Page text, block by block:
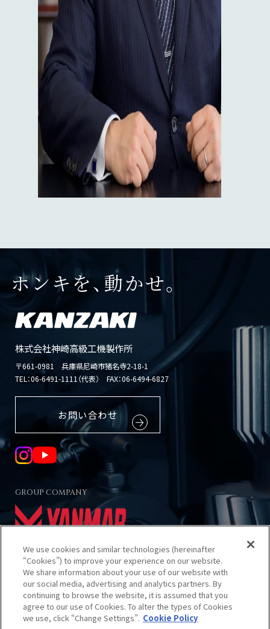
株式会社神崎高級工機製作所
〒661-0981 兵庫県尼崎市猪名寺2-18-1
TEL：06-6491-1111（代表） FAX：06-6494-6827
お問い合わせ
GROUP COMPANY
当サイトのご利用について
プライバシーポリシー
クッキーポリシー
ホンキを、動かせ。
We use cookies and similar technologies (hereinafter
“Cookies”) to improve your experience on our website.
We share information about your use of our website with
our social media, advertising and analytics partners. By
continuing to browse the website, it is assumed that you
agree to our use of Cookies. To alter the types of Cookies
we use, click “Change Settings”. Cookie Policy